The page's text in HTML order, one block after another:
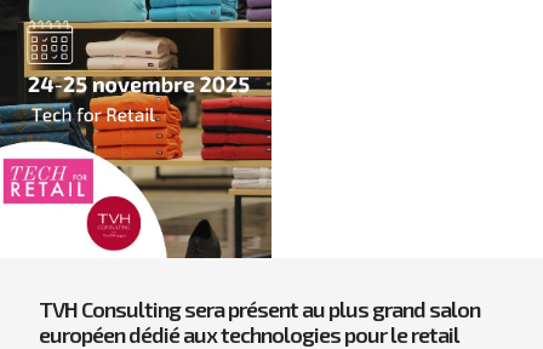
TVH Consulting sera présent au plus grand salon
européen dédié aux technologies pour le retail